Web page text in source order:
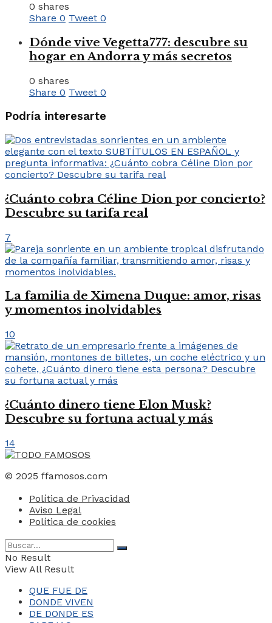
0 shares
Share 0 Tweet 0
Dónde vive Vegetta777: descubre su
hogar en Andorra y más secretos
0 shares
Share 0 Tweet 0
Podría interesarte
¿Cuánto cobra Céline Dion por concierto?
Descubre su tarifa real
7
La familia de Ximena Duque: amor, risas
y momentos inolvidables
10
¿Cuánto dinero tiene Elon Musk?
Descubre su fortuna actual y más
14
© 2025 ffamosos.com
Política de Privacidad
Aviso Legal
Política de cookies
No Result
View All Result
QUE FUE DE
DONDE VIVEN
DE DONDE ES